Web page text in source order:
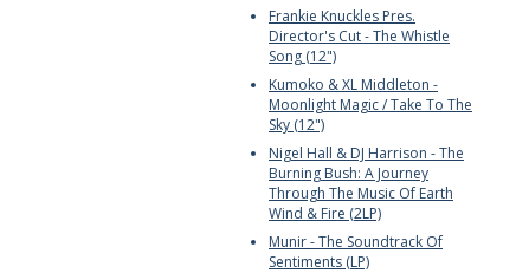
Frankie Knuckles Pres.
Director's Cut - The Whistle
Song (12")
Kumoko & XL Middleton -
Moonlight Magic / Take To The
Sky (12")
Nigel Hall & DJ Harrison - The
Burning Bush: A Journey
Through The Music Of Earth
Wind & Fire (2LP)
Munir - The Soundtrack Of
Sentiments (LP)